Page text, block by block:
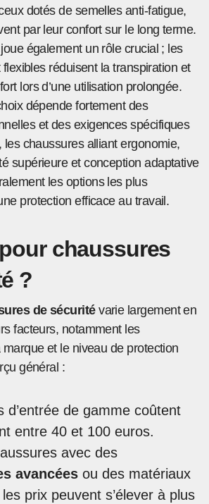
dotés de semelles anti-fatigue,
par leur confort sur le long terme.
également un rôle crucial ; les
réduisent la transpiration et
lors d’une utilisation prolongée.
dépende fortement des
et des exigences spécifiques
les chaussures alliant ergonomie,
supérieure et conception adaptative
les options les plus
protection efficace au travail.
chaussures
?
de sécuritévarie largement en
facteurs, notamment les
et le niveau de protection
général :
d’entrée de gamme coûtent
entre 40 et 100 euros.
avec des
avancées ou des matériaux
prix peuvent s’élever à plus